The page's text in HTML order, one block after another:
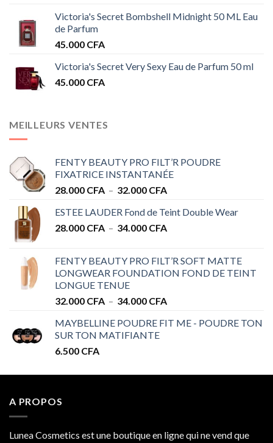
Victoria's Secret Bombshell Midnight 50 ML Eau
de Parfum
45.000 CFA
Victoria's Secret Very Sexy Eau de Parfum 50 ml
45.000 CFA
MEILLEURS VENTES
FENTY BEAUTY PRO FILT’R POUDRE
FIXATRICE INSTANTANÉE
28.000 CFA – 32.000 CFAPlage
prix :
28.000 CFA
ESTEE LAUDER Fond de Teint Double Wear
28.000 CFA – 34.000 CFAPlage
28.000 CFA
à
FENTY BEAUTY PRO FILT’R SOFT MATTE
LONGWEAR FOUNDATION FOND DE TEINT
LONGUE TENUE
32.000 CFA – 34.000 CFAPlage
prix :
MAYBELLINE POUDRE FIT ME - POUDRE TON
SUR TON MATIFIANTE
6.500 CFA
A PROPOS
Lunea Cosmetics est une boutique en ligne qui ne vend que